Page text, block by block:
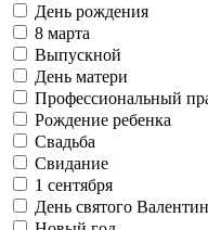
День рождения
8 марта
Выпускной
День матери
Профессиональный
Рождение ребенка
Свадьба
Свидание
1 сентября
День святого